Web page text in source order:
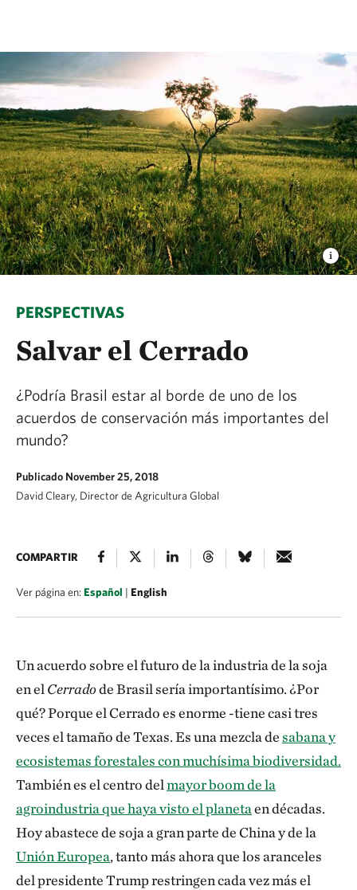
PERSPECTIVAS
Salvar el Cerrado
¿Podría Brasil estar al borde de uno de los
acuerdos de conservación más importantes del
mundo?
Publicado November 25, 2018
David Cleary, Director de Agricultura Global
COMPARTIR
Ver página en:Español | English
Un acuerdo sobre el futuro de la industria de la soja
en el Cerradode Brasil sería importantísimo. ¿Por
qué? Porque el Cerradoes enorme -tiene casi tres
veces el tamaño de Texas. Es una mezcla desabana y
ecosistemas forestales con muchísima biodiversidad.
También es el centro delmayor boom de la
agroindustria que haya visto el planetaen décadas.
Hoy abastece de soja a gran parte de China y de la
Unión Europea, tanto más ahora que los aranceles
del presidente Trump restringen cada vez más el